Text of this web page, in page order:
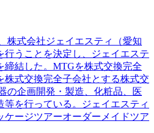
株式会社ジェイエスティ（愛知
行うことを決定し、ジェイエステ
締結した。MTGを株式交換完全
株式交換完全子会社とする株式交
の企画開発・製造、化粧品、医
を行っている。ジェイエスティ
ケージツアーオーダーメイドツア